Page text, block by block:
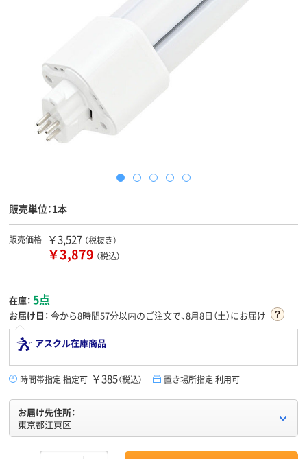
販売単位：1本
販売価格 ￥3,527 （税抜き）
￥3,879 （税込）
在庫： 5点
お届け日： 今から8時間57分以内のご注文で、8月8日（土）にお届け
アスクル在庫商品
時間帯指定 指定可 ￥385（税込） 置き場所指定 利用可
お届け先住所：
東京都江東区